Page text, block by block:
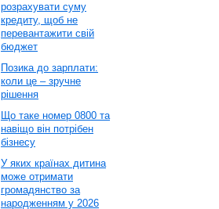
розрахувати суму
кредиту, щоб не
перевантажити свій
бюджет
Позика до зарплати:
коли це – зручне
рішення
Що таке номер 0800 та
навіщо він потрібен
бізнесу
У яких країнах дитина
може отримати
громадянство за
народженням у 2026